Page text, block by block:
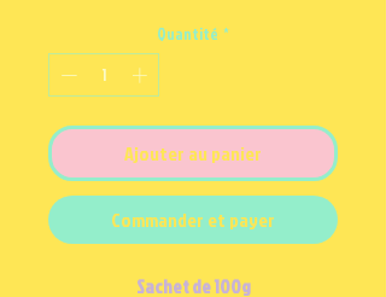
Quantité *
Ajouter au panier
Commander et payer
Sachet de 100g